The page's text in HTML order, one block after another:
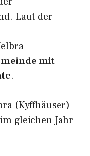
Laut der
mit
.
(Kyffhäuser)
gleichen Jahr